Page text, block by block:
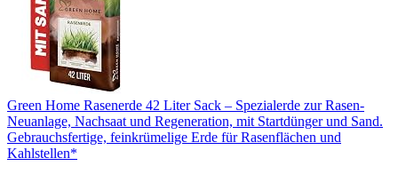
Green Home Rasenerde 42 Liter Sack – Spezialerde zur Rasen-
Neuanlage, Nachsaat und Regeneration, mit Startdünger und Sand.
Gebrauchsfertige, feinkrümelige Erde für Rasenflächen und
Kahlstellen*